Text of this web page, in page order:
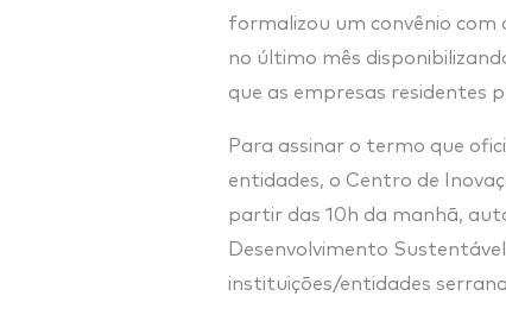
formalizou um convênio com
no último mês
que as empresas residentes
Para assinar o termo que
entidades, o Centro de
partir das 10h da manhã,
Desenvolvimento
instituições/entidades